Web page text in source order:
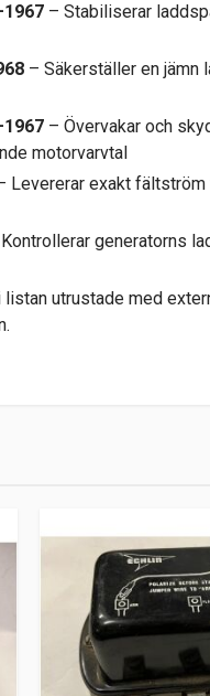
– Stabiliserar
– Säkerställer en jämn
– Övervakar och
motorvarvtal
Levererar exakt
generatorns
utrustade med